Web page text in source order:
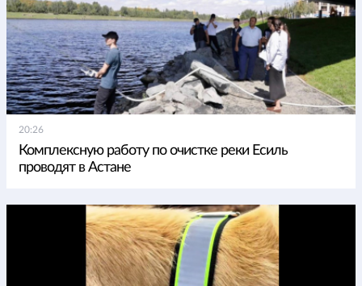
20:26
Комплексную работу по очистке реки Есиль
проводят в Астане